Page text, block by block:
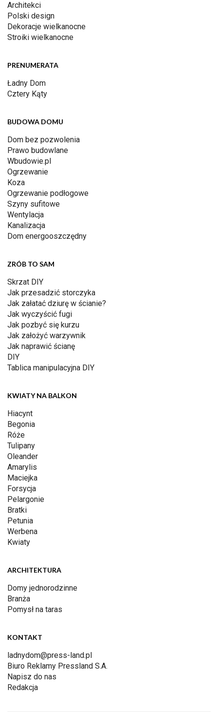
Architekci
Polski design
Dekoracje wielkanocne
Stroiki wielkanocne
PRENUMERATA
Ładny Dom
Cztery Kąty
BUDOWA DOMU
Dom bez pozwolenia
Prawo budowlane
Wbudowie.pl
Ogrzewanie
Koza
Ogrzewanie podłogowe
Szyny sufitowe
Wentylacja
Kanalizacja
Dom energooszczędny
ZRÓB TO SAM
Skrzat DIY
Jak przesadzić storczyka
Jak załatać dziurę w ścianie?
Jak wyczyścić fugi
Jak pozbyć się kurzu
Jak założyć warzywnik
Jak naprawić ścianę
DIY
Tablica manipulacyjna DIY
KWIATY NA BALKON
Hiacynt
Begonia
Róże
Tulipany
Oleander
Amarylis
Maciejka
Forsycja
Pelargonie
Bratki
Petunia
Werbena
Kwiaty
ARCHITEKTURA
Domy jednorodzinne
Branża
Pomysł na taras
KONTAKT
ladnydom@press-land.pl
Biuro Reklamy Pressland S.A.
Napisz do nas
Redakcja